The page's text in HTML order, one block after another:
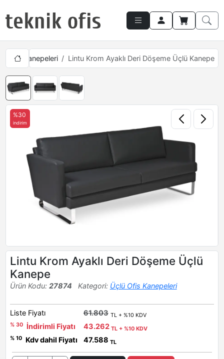
Ofis Kanepeleri Lintu Krom Ayaklı Deri Döşeme Üçlü Kanepe
%30
indirim
Lintu Krom Ayaklı Deri Döşeme Üçlü
Kanepe
Ürün Kodu: 27874 Kategori: Üçlü Ofis Kanepeleri
Liste Fiyatı 61.803 TL + %10 KDV
% 30
İndirimli Fiyatı 43.262 TL + %10 KDV
% 10
Kdv dahil Fiyatı 47.588 TL